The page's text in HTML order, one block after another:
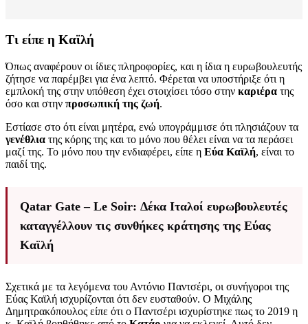
Τι είπε η Καϊλή
Όπως αναφέρουν οι ίδιες πληροφορίες, και η ίδια η ευρωβουλευτής
ζήτησε να παρέμβει για ένα λεπτό. Φέρεται να υποστήριξε ότι η
εμπλοκή της στην υπόθεση έχει στοιχίσει τόσο στην καριέρα της
όσο και στην προσωπική της ζωή.
Εστίασε στο ότι είναι μητέρα, ενώ υπογράμμισε ότι πλησιάζουν τα
γενέθλια της κόρης της και το μόνο που θέλει είναι να τα περάσει
μαζί της. Το μόνο που την ενδιαφέρει, είπε η Εύα Καϊλή, είναι το
παιδί της.
Qatar Gate – Le Soir: Δέκα Ιταλοί ευρωβουλευτές
καταγγέλλουν τις συνθήκες κράτησης της Εύας
Καϊλή
Σχετικά με τα λεγόμενα του Αντόνιο Παντσέρι, οι συνήγοροι της
Εύας Καϊλή ισχυρίζονται ότι δεν ευσταθούν. Ο Μιχάλης
Δημητρακόπουλος είπε ότι ο Παντσέρι ισχυρίστηκε πως το 2019 η